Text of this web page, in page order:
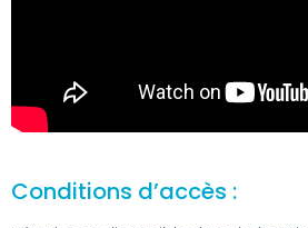
Conditions d’accès :